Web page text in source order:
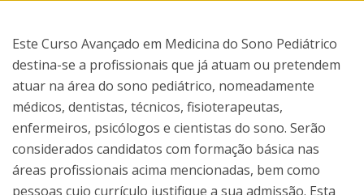
Este Curso Avançado em Medicina do Sono Pediátrico
destina-se a profissionais que já atuam ou pretendem
atuar na área do sono pediátrico, nomeadamente
médicos, dentistas, técnicos, fisioterapeutas,
enfermeiros, psicólogos e cientistas do sono. Serão
considerados candidatos com formação básica nas
áreas profissionais acima mencionadas, bem como
pessoas cujo currículo justifique a sua admissão. Esta